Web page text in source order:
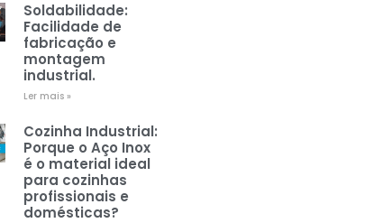
Soldabilidade:
Facilidade de
fabricação e
montagem
industrial.
Ler mais »
Cozinha Industrial:
Porque o Aço Inox
é o material ideal
para cozinhas
profissionais e
domésticas?